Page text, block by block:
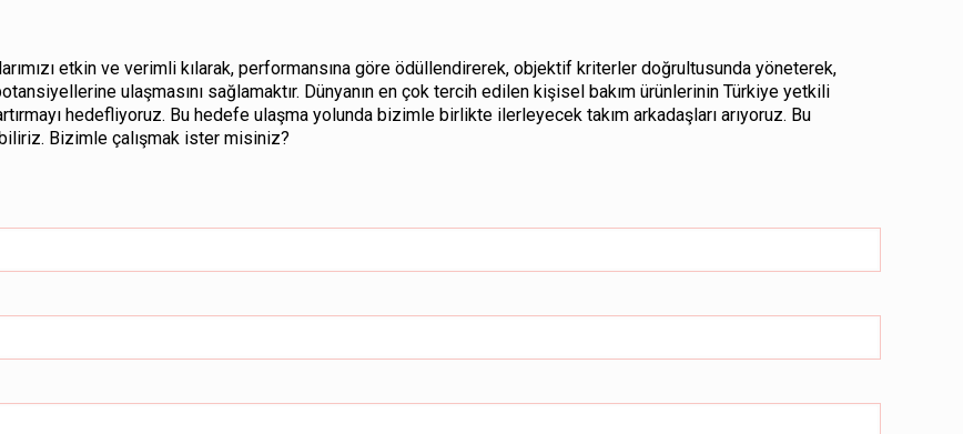
etkin ve verimli kılarak, performansına göre ödüllendirerek, objektif kriterler doğrultusunda yöneterek,
ulaşmasını sağlamaktır. Dünyanın en çok tercih edilen kişisel bakım ürünlerinin Türkiye yetkili
hedefliyoruz. Bu hedefe ulaşma yolunda bizimle birlikte ilerleyecek takım arkadaşları arıyoruz. Bu
Bizimle çalışmak ister misiniz?